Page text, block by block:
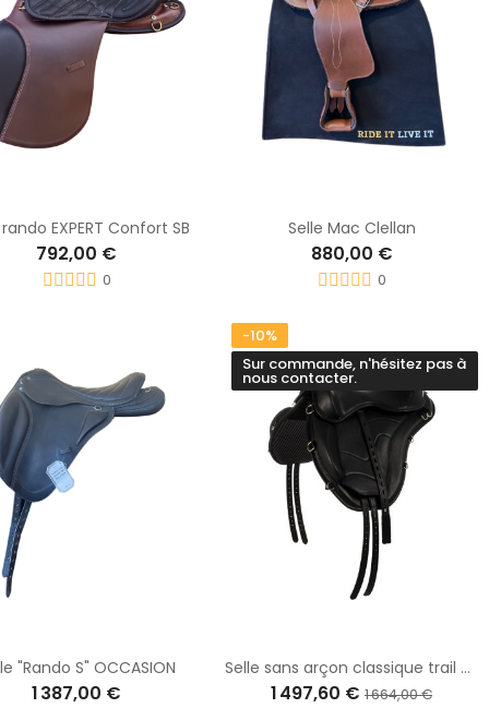
EXPERT Confort SB
792,00 €
0
Selle Mac Clellan
880,00 €
0
"Rando S" OCCASION
1 387,00 €
-10%
Sur commande, n'hésitez pas à
nous contacter.
Selle sans arçon classique trail dos court - FREEFORM
1 497,60 € 1 664,00 €